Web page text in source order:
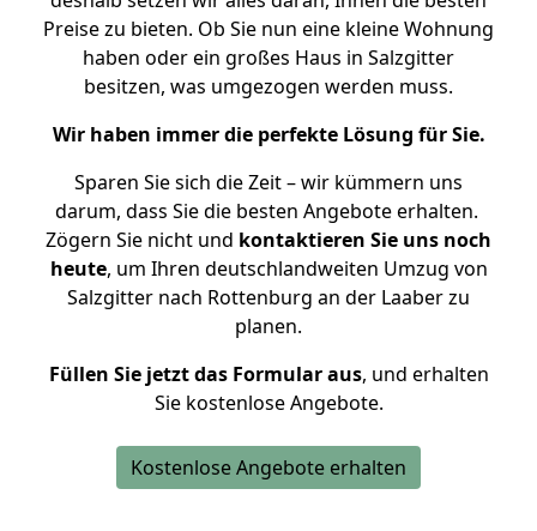
Preise zu bieten. Ob Sie nun eine kleine Wohnung
haben oder ein großes Haus in Salzgitter
besitzen, was umgezogen werden muss.
Wir haben immer die perfekte Lösung für Sie.
Sparen Sie sich die Zeit – wir kümmern uns
darum, dass Sie die besten Angebote erhalten.
Zögern Sie nicht und kontaktieren Sie uns noch
heute, um Ihren deutschlandweiten Umzug von
Salzgitter nach Rottenburg an der Laaber zu
planen.
Füllen Sie jetzt das Formular aus, und erhalten
Sie kostenlose Angebote.
Kostenlose Angebote erhalten